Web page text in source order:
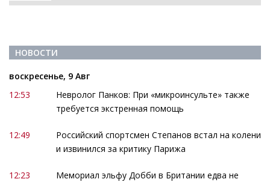
НОВОСТИ
воскресенье, 9 Авг
12:53
Невролог Панков: При «микроинсульте» также
требуется экстренная помощь
12:49
Российский спортсмен Степанов встал на колени
и извинился за критику Парижа
12:23
Мемориал эльфу Добби в Британии едва не